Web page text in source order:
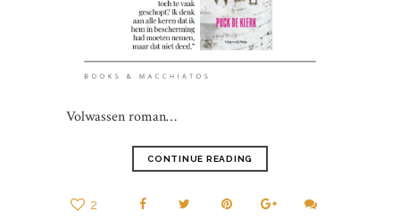
Volwassen roman…
CONTINUE READING
2